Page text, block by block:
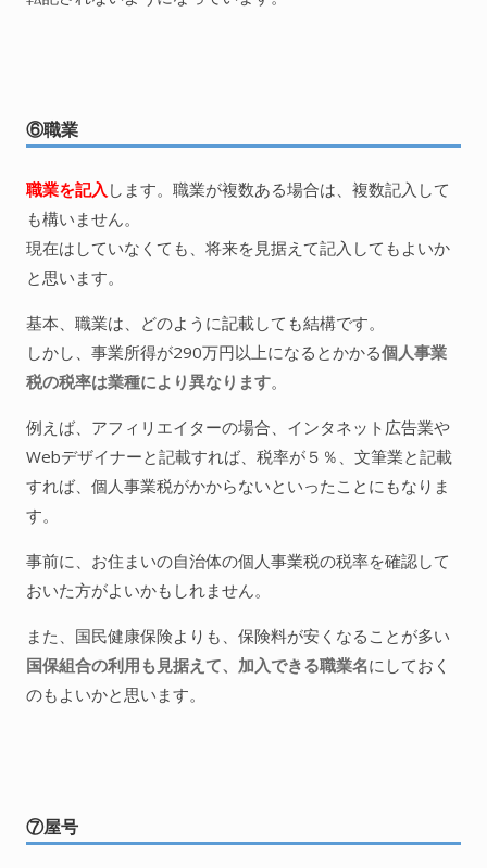
⑥職業
職業を記入 します。職業が複数ある場合は、複数記入して
も構いません。
現在はしていなくても、将来を見据えて記入してもよいか
と思います。
基本、職業は、どのように記載しても結構です。
しかし、事業所得が290万円以上になるとかかる個人事業
税の税率は業種により異なります。
例えば、アフィリエイターの場合、インタネット広告業や
Webデザイナーと記載すれば、税率が５％、文筆業と記載
すれば、個人事業税がかからないといったことにもなりま
す。
事前に、お住まいの自治体の個人事業税の税率を確認して
おいた方がよいかもしれません。
また、国民健康保険よりも、保険料が安くなることが多い
国保組合の利用も見据えて、加入できる職業名にしておく
のもよいかと思います。
⑦屋号